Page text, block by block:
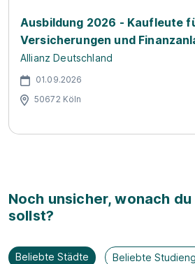
Ausbildung 2026 - Kaufleute
Versicherungen und
Allianz Deutschland
01.09.2026
50672 Köln
Noch unsicher, wonach
sollst?
Beliebte Städte Beliebte